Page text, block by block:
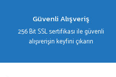
Güvenli Alışveriş
256 Bit SSL sertifikası ile güvenli
alışverişin keyfini çıkarın